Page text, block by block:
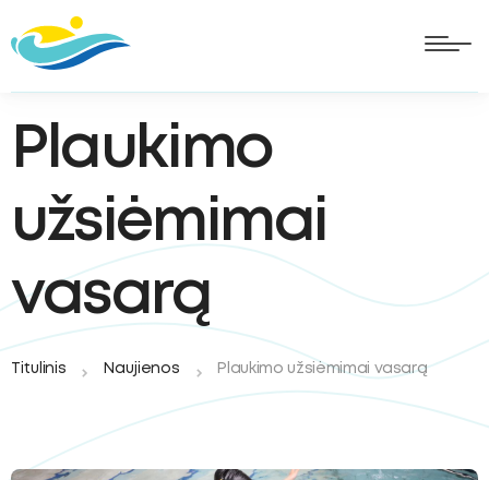
Plaukimo
užsiėmimai
vasarą
Titulinis Naujienos Plaukimo užsiėmimai vasarą